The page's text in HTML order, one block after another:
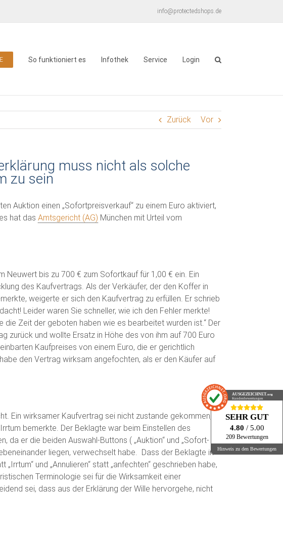
info@protectedshops.de
So funktioniert es Infothek Service Login
Zurück Vor
muss nicht als solche
zu sein
Auktion einen „Sofortpreisverkauf“ zu einem Euro aktiviert,
hat das Amtsgericht (AG) München mit Urteil vom
Neuwert bis zu 700 € zum Sofortkauf für 1,00 € ein. Ein
des Kaufvertrags. Als der Verkäufer, der den Koffer in
weigerte er sich den Kaufvertrag zu erfüllen. Er schrieb
Leider waren Sie schneller, wie ich den Fehler merkte!
die Zeit der geboten haben wie es bearbeitet wurden ist.“ Der
zurück und wollte Ersatz in Höhe des von ihm auf 700 Euro
Kaufpreises von einem Euro, die er gerichtlich
den Vertrag wirksam angefochten, als er den Käufer auf
Ein wirksamer Kaufvertrag sei nicht zustande gekommen,
bemerkte. Der Beklagte war beim Einstellen des
da er die beiden Auswahl-Buttons ( „Auktion“ und „Sofort-
liegen, verwechselt habe. Dass der Beklagte in
und „Annulieren“ statt „anfechten“ geschrieben habe,
Terminologie sei für die Wirksamkeit einer
sei, dass aus der Erklärung der Wille hervorgehe, nicht
AUSGEZEICHNET.org
Kundenbewertungen
SEHR GUT
4.80 / 5.00
209 Bewertungen
Hinweis zu den Bewertungen